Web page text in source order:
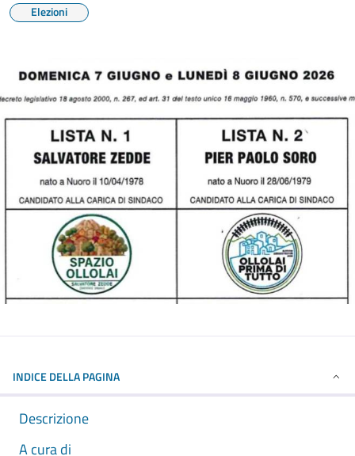
Elezioni
INDICE DELLA PAGINA
Descrizione
A cura di